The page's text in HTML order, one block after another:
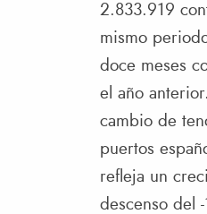
2.833.919
mismo
doce meses
el año
cambio de
puertos
refleja un
descenso del